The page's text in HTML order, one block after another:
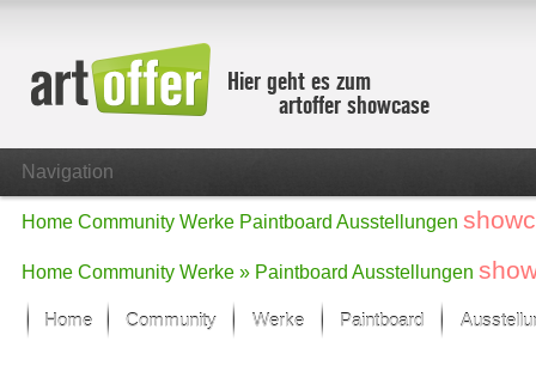
Hier geht es zum
artoffer showcase
Navigation
Home Community Werke Paintboard Ausstellungen
Home Community Werke » Paintboard Ausstellungen
Home Community Werke Paintboard